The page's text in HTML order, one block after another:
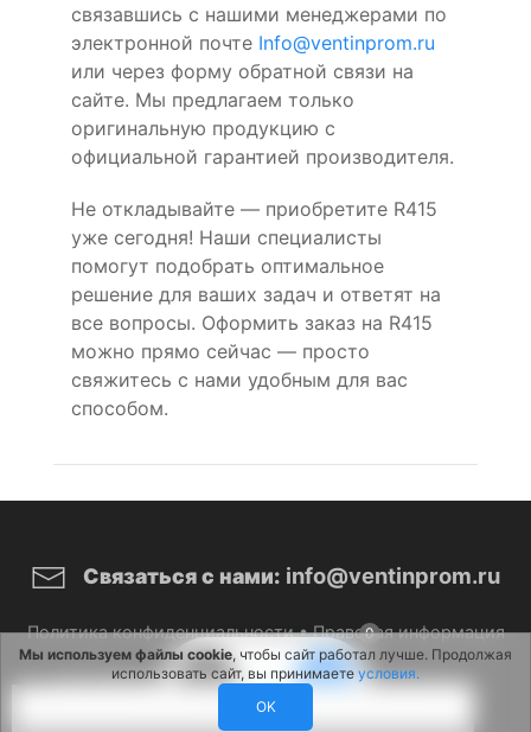
0
связавшись с нашими менеджерами по
электронной почте Info@ventinprom.ru
или через форму обратной связи на
сайте. Мы предлагаем только
оригинальную продукцию с
официальной гарантией производителя.
Не откладывайте — приобретите R415
уже сегодня! Наши специалисты
помогут подобрать оптимальное
решение для ваших задач и ответят на
все вопросы. Оформить заказ на R415
можно прямо сейчас — просто
свяжитесь с нами удобным для вас
способом.
Связаться с нами: info@ventinprom.ru
Политика конфиденциальности•Правовая информация
© 2026 ВентИнПром. Все права защищены.
Мы используем файлы cookie, чтобы сайт работал лучше. Продолжая
использовать сайт, вы принимаете условия.
OK